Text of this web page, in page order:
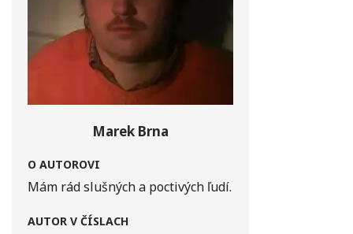
Marek Brna
O AUTOROVI
Mám rád slušných a poctivých ľudí.
AUTOR V ČÍSLACH